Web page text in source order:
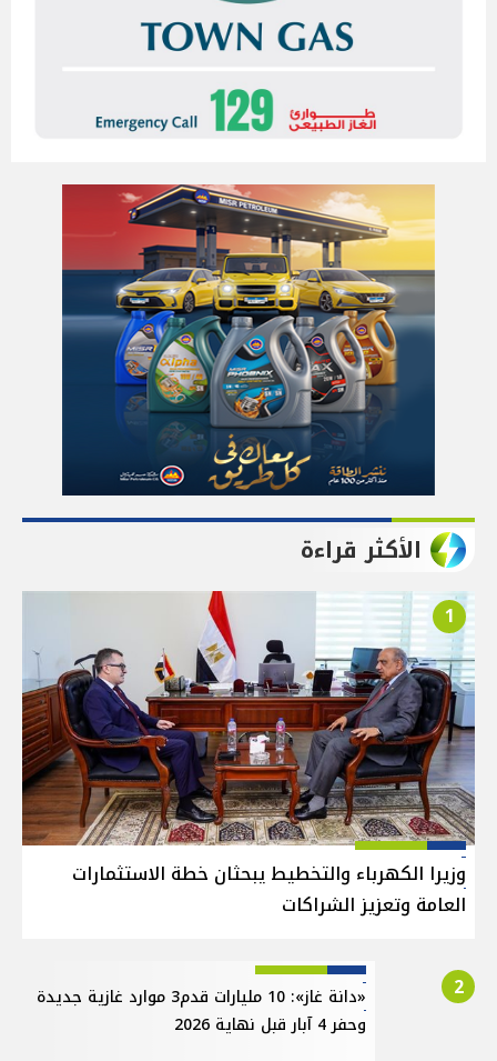
الأكثر قراءة
1
وزيرا الكهرباء والتخطيط يبحثان خطة الاستثمارات
العامة وتعزيز الشراكات
2
«دانة غاز»: 10 مليارات قدم3 موارد غازية جديدة
وحفر 4 آبار قبل نهاية 2026